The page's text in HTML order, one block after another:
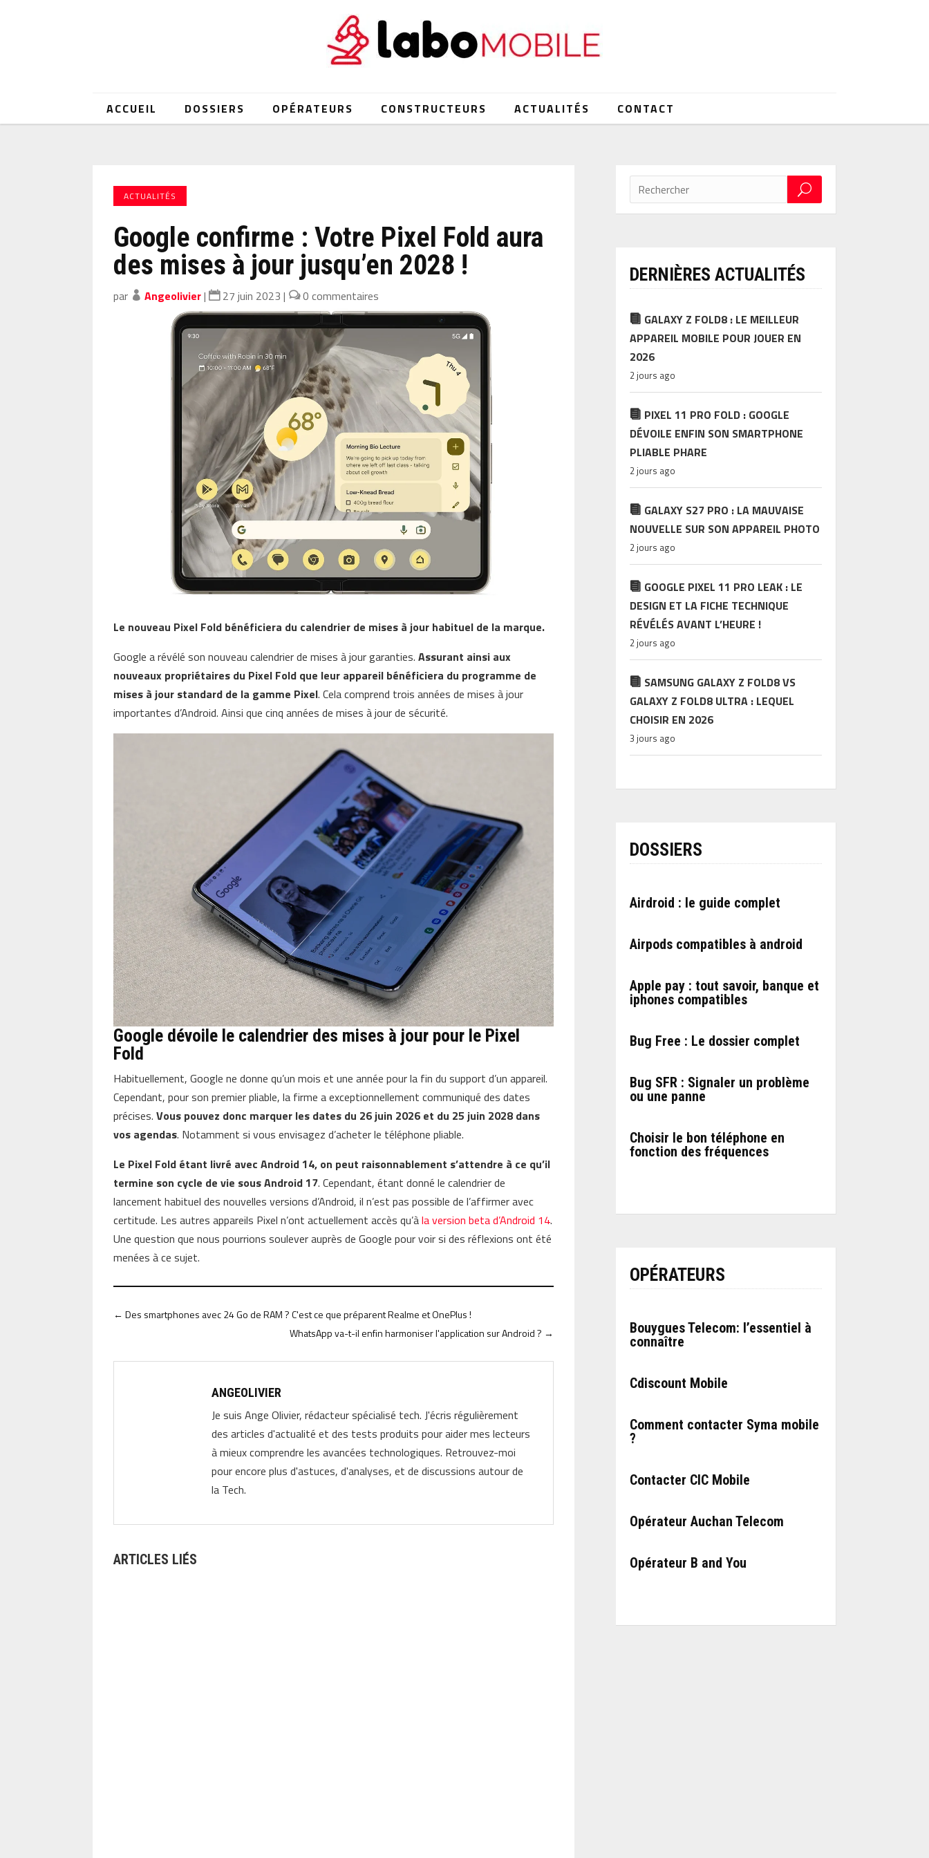
ACCUEIL DOSSIERS OPÉRATEURS CONSTRUCTEURS ACTUALITÉS CONTACT
ACTUALITÉS
Google confirme : Votre Pixel Fold aura
des mises à jour jusqu’en 2028 !
par Angeolivier| 27 juin 2023 | 0 commentaires
Le nouveau Pixel Fold bénéficiera du calendrier de mises à jour habituel de la marque.
Google a révélé son nouveau calendrier de mises à jour garanties.Assurant ainsi aux
nouveaux propriétaires du Pixel Fold que leur appareil bénéficiera du programme de
mises à jour standard de la gamme Pixel. Cela comprend trois années de mises à jour
importantes d’Android. Ainsi que cinq années de mises à jour de sécurité.
Google dévoile le calendrier des mises à jour pour le Pixel
Fold
Habituellement, Google ne donne qu’un mois et une année pour la fin du support d’un appareil.
Cependant, pour son premier pliable, la firme a exceptionnellement communiqué des dates
précises.Vous pouvez donc marquer les dates du 26 juin 2026 et du 25 juin 2028 dans
vos agendas. Notamment si vous envisagez d’acheter le téléphone pliable.
Le Pixel Fold étant livré avec Android 14, on peut raisonnablement s’attendre à ce qu’il
termine son cycle de vie sous Android 17. Cependant, étant donné le calendrier de
lancement habituel des nouvelles versions d’Android, il n’est pas possible de l’affirmer avec
certitude. Les autres appareils Pixel n’ont actuellement accès qu’àla version beta d’Android 14.
Une question que nous pourrions soulever auprès de Google pour voir si des réflexions ont été
menées à ce sujet.
←Des smartphones avec 24 Go de RAM ? C'est ce que préparent Realme et OnePlus !
WhatsApp va-t-il enfin harmoniser l'application sur Android ? →
ANGEOLIVIER
Je suis Ange Olivier, rédacteur spécialisé tech. J'écris régulièrement
des articles d'actualité et des tests produits pour aider mes lecteurs
à mieux comprendre les avancées technologiques. Retrouvez-moi
pour encore plus d'astuces, d'analyses, et de discussions autour de
la Tech.
ARTICLES LIÉS
DERNIÈRES ACTUALITÉS
GALAXY Z FOLD8 : LE MEILLEUR
APPAREIL MOBILE POUR JOUER EN
2026
2 jours ago
PIXEL 11 PRO FOLD : GOOGLE
DÉVOILE ENFIN SON SMARTPHONE
PLIABLE PHARE
2 jours ago
GALAXY S27 PRO : LA MAUVAISE
NOUVELLE SUR SON APPAREIL PHOTO
2 jours ago
GOOGLE PIXEL 11 PRO LEAK : LE
DESIGN ET LA FICHE TECHNIQUE
RÉVÉLÉS AVANT L’HEURE !
2 jours ago
SAMSUNG GALAXY Z FOLD8 VS
GALAXY Z FOLD8 ULTRA : LEQUEL
CHOISIR EN 2026
3 jours ago
DOSSIERS
Airdroid : le guide complet
Airpods compatibles à android
Apple pay : tout savoir, banque et
iphones compatibles
Bug Free : Le dossier complet
Bug SFR : Signaler un problème
ou une panne
Choisir le bon téléphone en
fonction des fréquences
OPÉRATEURS
Bouygues Telecom: l’essentiel à
connaître
Cdiscount Mobile
Comment contacter Syma mobile
?
Contacter CIC Mobile
Opérateur Auchan Telecom
Opérateur B and You